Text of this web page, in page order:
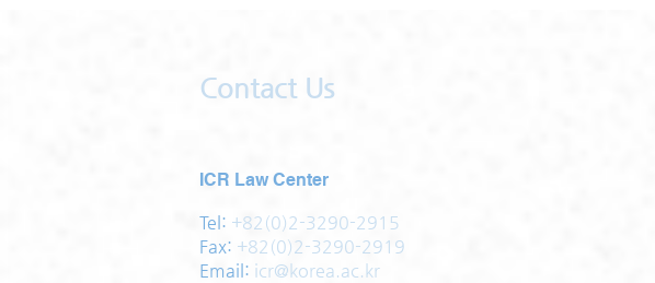
Contact Us
ICR Law Center
Tel: +82(0)2-3290-2915
Fax: +82(0)2-3290-2919
Email: icr@korea.ac.kr